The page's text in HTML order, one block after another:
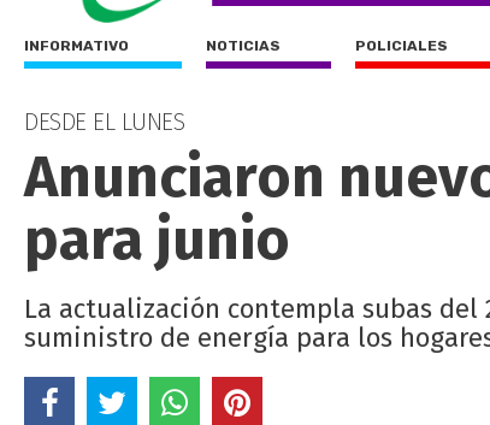
INFORMATIVO NOTICIAS POLICIALES
DESDE EL LUNES
Anunciaron
para junio
La actualización contempla subas del
suministro de energía para los